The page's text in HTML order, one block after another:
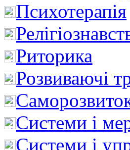
Психотерапія
Риторика
Розвиваючі
Системи і
Системи і